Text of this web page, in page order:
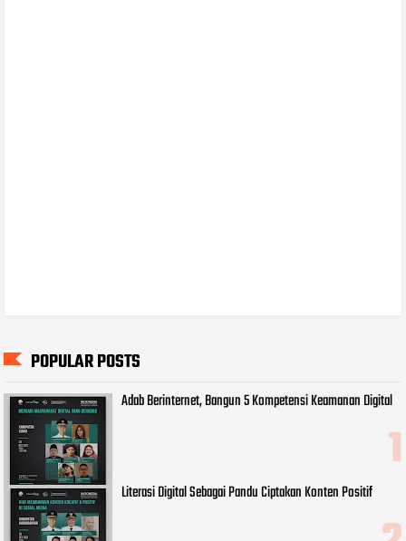
POPULAR POSTS
Adab Berinternet, Bangun 5 Kompetensi Keamanan Digital
Literasi Digital Sebagai Pandu Ciptakan Konten Positif